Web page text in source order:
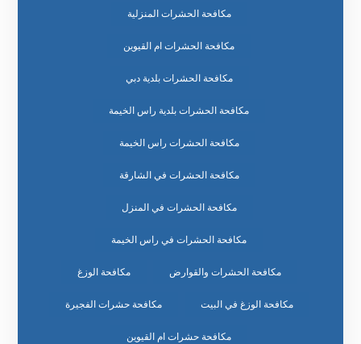
مكافحة الحشرات المنزلية
مكافحة الحشرات ام القيوين
مكافحة الحشرات بلدية دبي
مكافحة الحشرات بلدية راس الخيمة
مكافحة الحشرات راس الخيمة
مكافحة الحشرات في الشارقة
مكافحة الحشرات في المنزل
مكافحة الحشرات في راس الخيمة
مكافحة الحشرات والقوارض مكافحة الوزغ
مكافحة الوزغ في البيت مكافحة حشرات الفجيرة
مكافحة حشرات ام القيوين